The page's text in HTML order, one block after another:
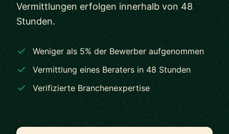
Vermittlungen erfolgen innerhalb von 48
Stunden.
Weniger als 5% der Bewerber aufgenommen
Vermittlung eines Beraters in 48 Stunden
Verifizierte Branchenexpertise